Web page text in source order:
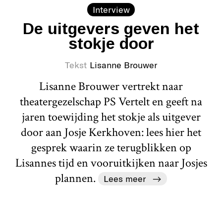
Interview
De uitgevers geven het
stokje door
Tekst Lisanne Brouwer
Lisanne Brouwer vertrekt naar
theatergezelschap PS Vertelt en geeft na
jaren toewijding het stokje als uitgever
door aan Josje Kerkhoven: lees hier het
gesprek waarin ze terugblikken op
Lisannes tijd en vooruitkijken naar Josjes
plannen.
Lees meer